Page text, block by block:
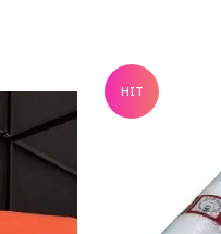
HIT